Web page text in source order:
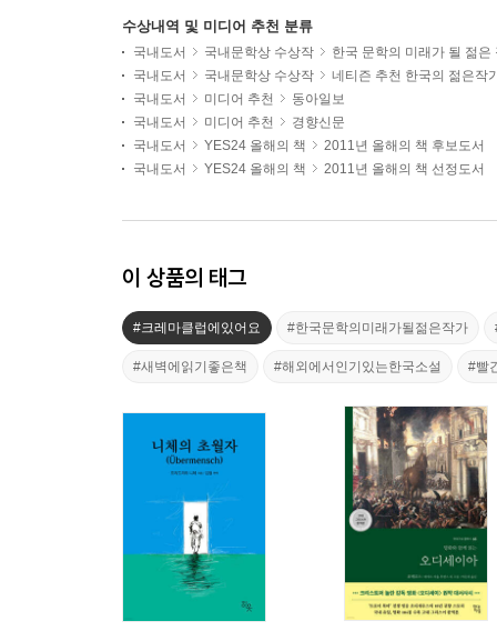
수상내역 및 미디어 추천 분류
국내도서 국내문학상 수상작
한국 문학의 미래가 될 젊은
국내도서
국내문학상 수상작
네티즌 추천 한국의 젊은작
국내도서
미디어 추천
동아일보
국내도서
미디어 추천
경향신문
국내도서
YES24 올해의 책
2011년 올해의 책 후보도서
국내도서
YES24 올해의 책 2011년 올해의 책 선정도서
이 상품의 태그
#크레마클럽에있어요 #한국문학의미래가될젊은작가
#새벽에읽기좋은책 #해외에서인기있는한국소설 #빨